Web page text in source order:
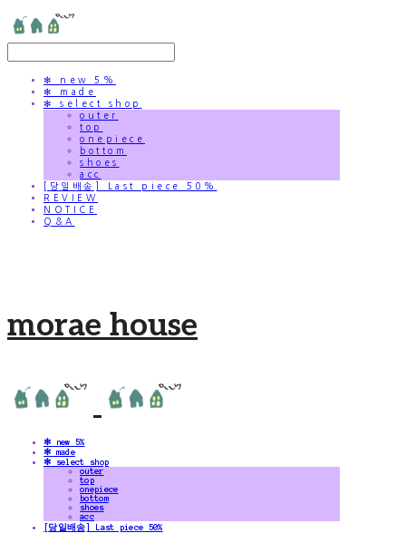
✻ new 5%
✻ made
✻ select shop
outer
top
onepiece
bottom
shoes
acc
[당일배송] Last piece 50%
REVIEW
NOTICE
Q&A
morae house
✻ new 5%
✻ made
✻ select shop
outer
top
onepiece
bottom
shoes
acc
[당일배송] Last piece 50%